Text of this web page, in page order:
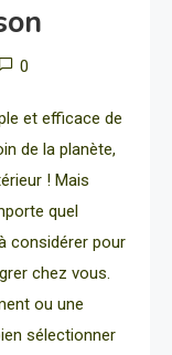
0
et efficace de
de la planète,
! Mais
quel
considérer pour
chez vous.
ou une
sélectionner